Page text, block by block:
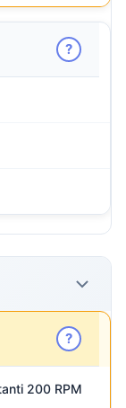
?
?
200 RPM